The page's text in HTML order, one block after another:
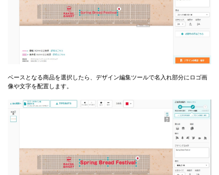
ベースとなる商品を選択したら、デザイン編集ツールで名入れ部分にロゴ画
像や文字を配置します。